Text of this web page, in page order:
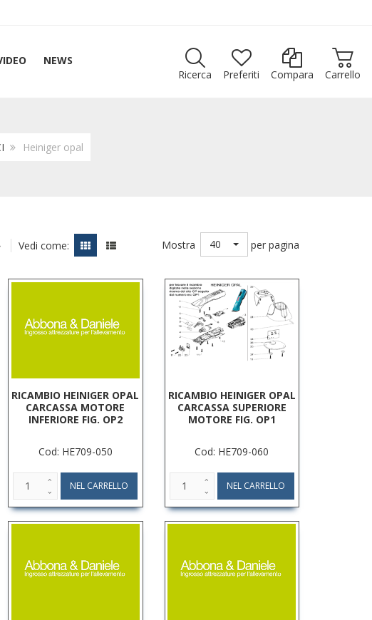
NEWS
Ricerca
Preferiti Compara Carrello
Heiniger opal
Vedi come: Mostra 40 per pagina
RICAMBIO HEINIGER OPAL
CARCASSA MOTORE
INFERIORE FIG. OP2
Cod: HE709-050
RICAMBIO HEINIGER OPAL
CARCASSA SUPERIORE
MOTORE FIG. OP1
Cod: HE709-060